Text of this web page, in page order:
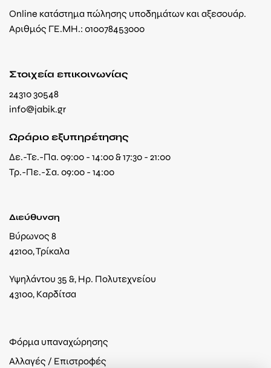
Online κατάστημα πώλησης υποδημάτων και αξεσουάρ.
Αριθμός ΓΕ.ΜΗ.: 010078453000
Στοιχεία επικοινωνίας
24310 30548
info@jabik.gr
Ωράριο εξυπηρέτησης
Δε.-Τε.-Πα. 09:00 - 14:00 & 17:30 - 21:00
Τρ.-Πε.-Σα. 09:00 - 14:00
Διεύθυνση
Βύρωνος 8
42100, Τρίκαλα
Υψηλάντου 35 &, Ηρ. Πολυτεχνείου
43100, Καρδίτσα
Φόρμα υπαναχώρησης
Αλλαγές / Επιστροφές